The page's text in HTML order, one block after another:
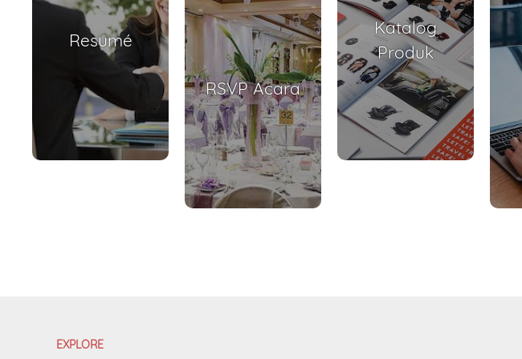
Resumé
RSVP Acara
Katalog
Produk
EXPLORE